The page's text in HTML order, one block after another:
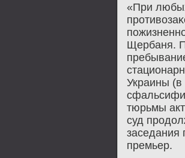
«При
Щербаня.
Украины (в
тюрьмы
суд
заседания
премьер.